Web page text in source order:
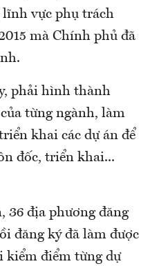
vực phụ trách
mà Chính phủ đã
phải hình thành
từng ngành, làm
khai các dự án để
đốc, triển khai...
36 địa phương đăng
đăng ký đã làm được
kiểm điểm từng dự